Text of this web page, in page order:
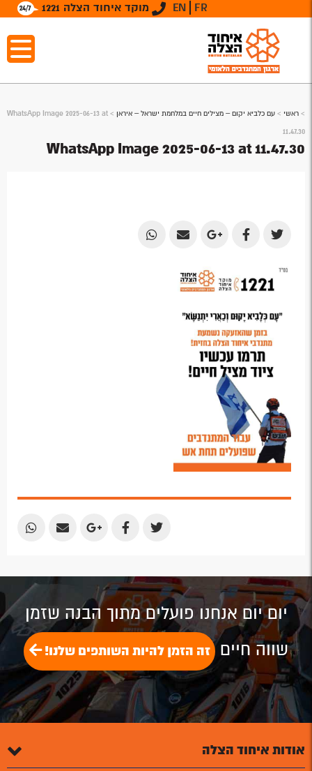
מוקד איחוד הצלה 1221 EN FR
> ראשי > עם כלביא יקום – מצילים חיים במלחמת ישראל – איראן >
WhatsApp Image 2025-06-13 at
11.47.30
WhatsApp Image 2025-06-13 at 11.47.30
Share
Twitter
Share
Facebook
Share
Google
Share
Email
Share
Share
Share
Share
Share
Share
יום יום אנחנו פועלים מתוך הבנה שזמן
שווה חיים זה הזמן להיות השותפים שלנו!
אודות איחוד הצלה